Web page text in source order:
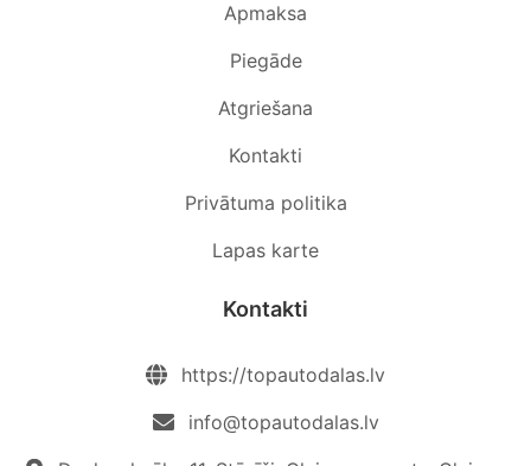
Apmaksa
Piegāde
Atgriešana
Kontakti
Privātuma politika
Lapas karte
Kontakti
https://topautodalas.lv
info@topautodalas.lv